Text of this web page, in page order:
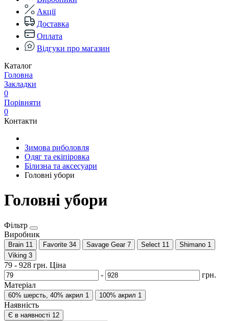
Акції
Доставка
Оплата
Відгуки про магазин
Каталог
Головна
Закладки
0
Порівняти
0
Контакти
Зимова риболовля
Одяг та екіпіровка
Білизна та аксесуари
Головні убори
Головні убори
Фільтр
Виробник
Brain 11 Favorite 34 Savage Gear 7 Select 11 Shimano 1
Viking 3
79 - 928 грн. Ціна
-
грн.
Матеріал
60% шерсть, 40% акрил 1 100% акрил 1
Наявність
Є в наявності 12